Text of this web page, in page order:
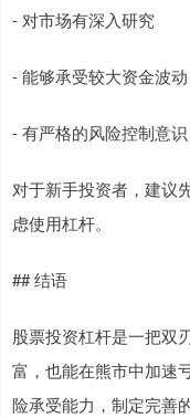
- 对市场有深入研究
- 能够承受较大资金波动
- 有严格的风险控制意识
对于新手投资者，建议
虑使用杠杆。
## 结语
股票投资杠杆是一把双
富，也能在熊市中加速
险承受能力，制定完善